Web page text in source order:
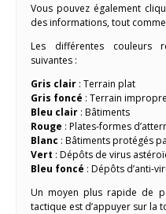
Vous pouvez également
des informations, tout
Les différentes couleurs
suivantes :
Gris clair : Terrain plat
Gris foncé : Terrain
Bleu clair : Bâtiments
Rouge : Plates-formes
Blanc : Bâtiments protégés
Vert : Dépôts de virus
Bleu foncé : Dépôts d’anti-
Un moyen plus rapide de
tactique est d’appuyer sur la